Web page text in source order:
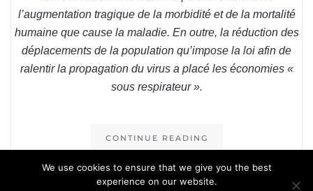
l’augmentation tragique de la morbidité et de la mortalité
humaine que cause la maladie. En outre, la réduction des
déplacements de la population qu’impose la loi afin de
ralentir la propagation du virus a placé les économies «
sous respirateur ».
CONTINUE READING
We use cookies to ensure that we give you the best
experience on our website.